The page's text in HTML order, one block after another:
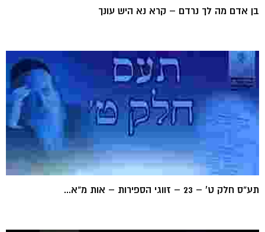
בן אדם מה לך נרדם – קרא נא היש עונך
תע"ס חלק ט' – 23 – זווגי הספירות – אות מ"א...